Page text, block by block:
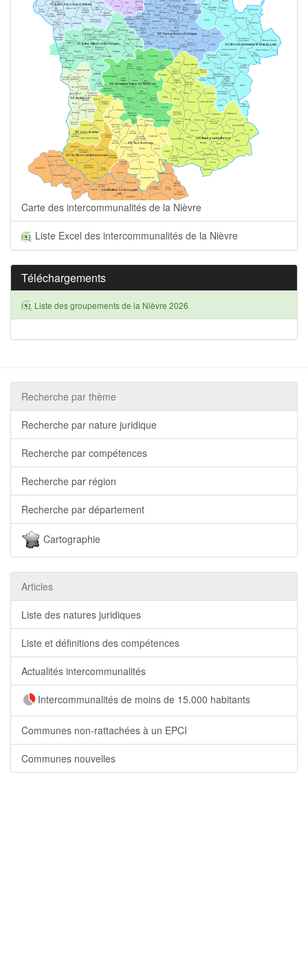
Carte des intercommunalités de la Nièvre
Liste Excel des intercommunalités de la Nièvre
Téléchargements
Liste des groupements de la Nièvre 2026
Recherche par thème
Recherche par nature juridique
Recherche par compétences
Recherche par région
Recherche par département
Cartographie
Articles
Liste des natures juridiques
Liste et définitions des compétences
Actualités intercommunalités
Intercommunalités de moins de 15.000 habitants
Communes non-rattachées à un EPCI
Communes nouvelles